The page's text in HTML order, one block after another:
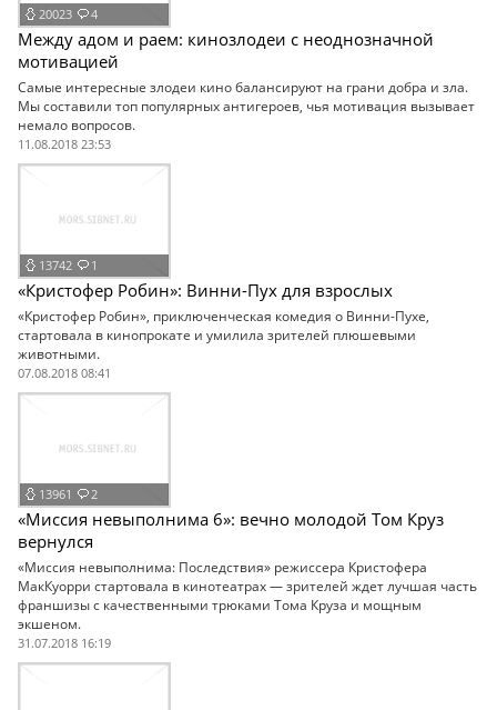
20023 4
Между адом и раем: кинозлодеи с неоднозначной
мотивацией
Самые интересные злодеи кино балансируют на грани добра и зла.
Мы составили топ популярных антигероев, чья мотивация вызывает
немало вопросов.
11.08.2018 23:53
13742 1
«Кристофер Робин»: Винни-Пух для взрослых
«Кристофер Робин», приключенческая комедия о Винни-Пухе,
стартовала в кинопрокате и умилила зрителей плюшевыми
животными.
07.08.2018 08:41
13961 2
«Миссия невыполнима 6»: вечно молодой Том Круз
вернулся
«Миссия невыполнима: Последствия» режиссера Кристофера
МакКуорри стартовала в кинотеатрах — зрителей ждет лучшая часть
франшизы с качественными трюками Тома Круза и мощным
экшеном.
31.07.2018 16:19